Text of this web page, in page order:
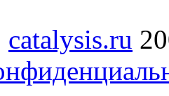
catalysis.ru